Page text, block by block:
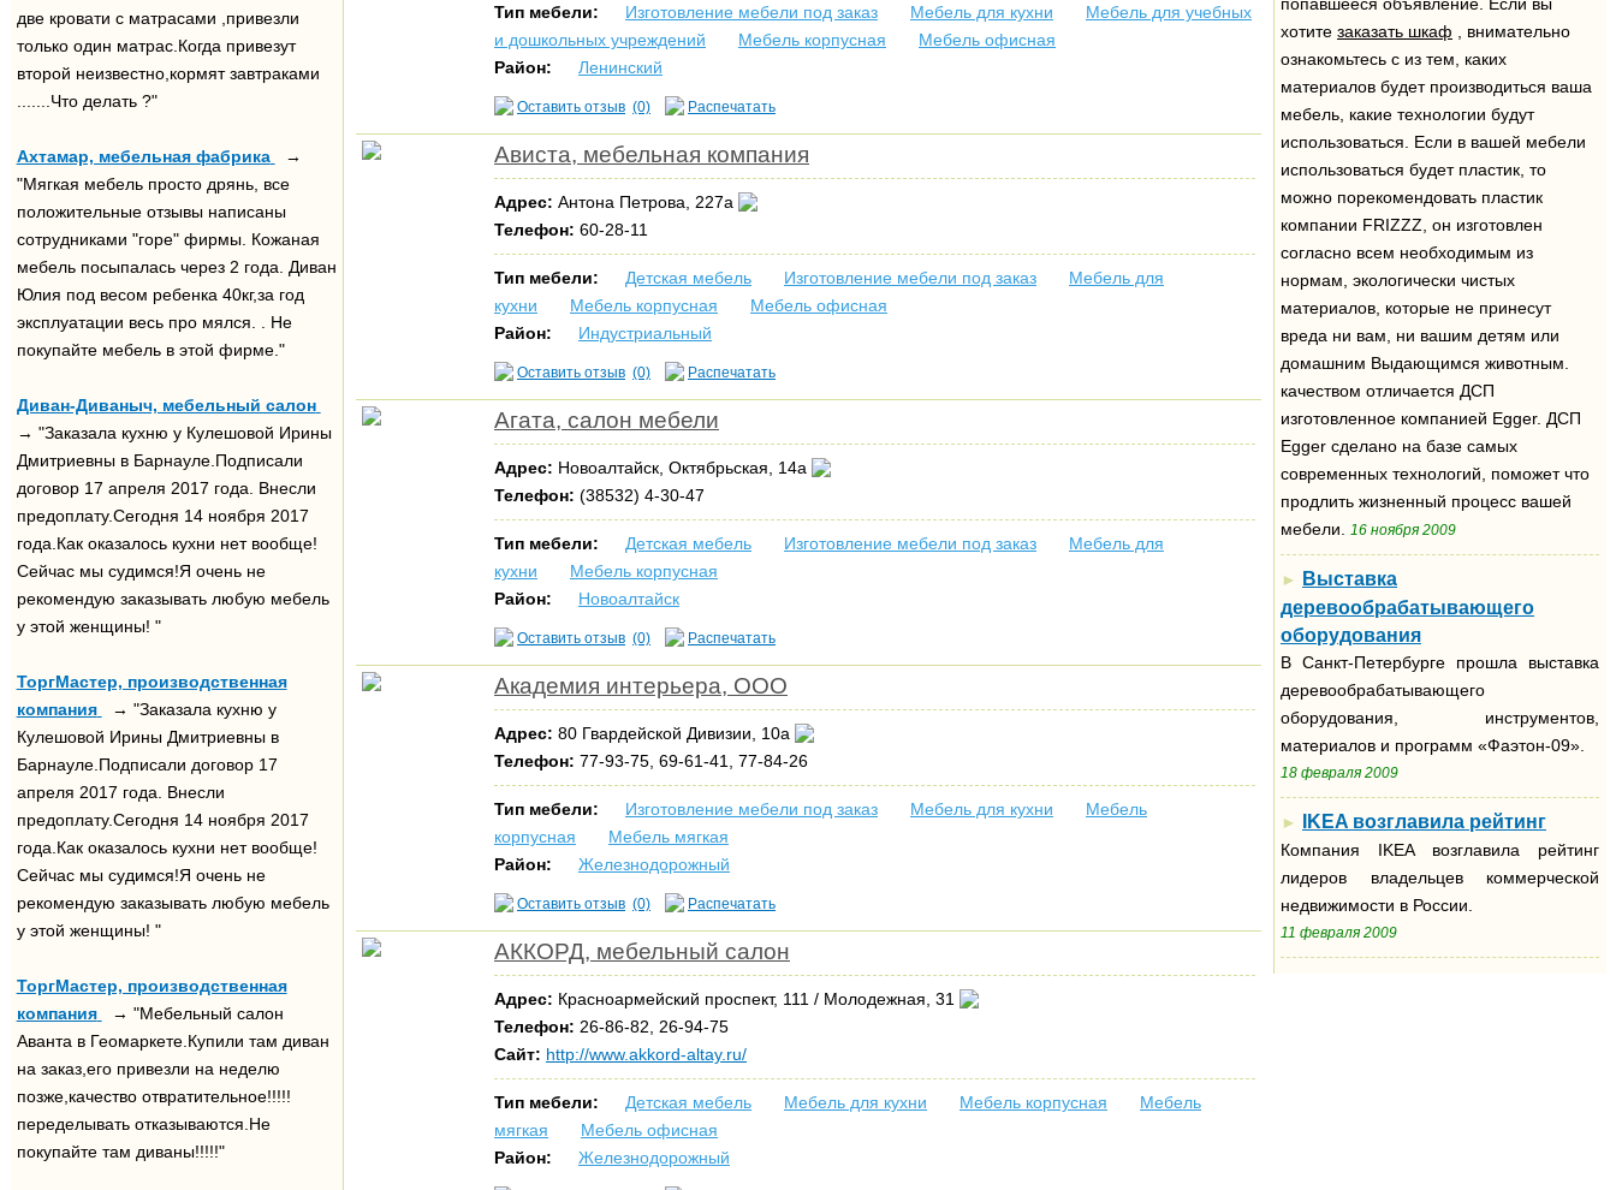
две кровати с матрасами ,привезли
только один матрас.Когда привезут
второй неизвестно,кормят завтраками
.......Что делать ?"
Ахтамар, мебельная фабрика
→
"Мягкая мебель просто дрянь, все
положительные отзывы написаны
сотрудниками "горе" фирмы. Кожаная
мебель посыпалась через 2 года. Диван
Юлия под весом ребенка 40кг,за год
эксплуатации весь про мялся. . Не
покупайте мебель в этой фирме."
Диван-Диваныч, мебельный салон
→ "Заказала кухню у Кулешовой Ирины
Дмитриевны в Барнауле.Подписали
договор 17 апреля 2017 года. Внесли
предоплату.Сегодня 14 ноября 2017
года.Как оказалось кухни нет вообще!
Сейчас мы судимся!Я очень не
рекомендую заказывать любую мебель
у этой женщины! "
ТоргМастер, производственная
компания
→ "Заказала кухню у
Кулешовой Ирины Дмитриевны в
Барнауле.Подписали договор 17
апреля 2017 года. Внесли
предоплату.Сегодня 14 ноября 2017
года.Как оказалось кухни нет вообще!
Сейчас мы судимся!Я очень не
рекомендую заказывать любую мебель
у этой женщины! "
ТоргМастер, производственная
компания
→ "Мебельный салон
Аванта в Геомаркете.Купили там диван
на заказ,его привезли на неделю
позже,качество отвратительное!!!!!
переделывать отказываются.Не
покупайте там диваны!!!!!"
Тип мебели: Изготовление мебели под заказ Мебель для кухни
Мебель для учебных
и дошкольных учреждений
Мебель корпусная
Мебель офисная
Район:
Ленинский
Оставить отзыв (0) Распечатать
Ависта, мебельная компания
Адрес: Антона Петрова, 227а
Телефон: 60-28-11
Тип мебели: Детская мебель Изготовление мебели под заказ
Мебель для
кухни
Мебель корпусная
Мебель офисная
Район:
Индустриальный
Оставить отзыв (0) Распечатать
Агата, салон мебели
Адрес: Новоалтайск, Октябрьская, 14а
Телефон: (38532) 4-30-47
Тип мебели: Детская мебель Изготовление мебели под заказ
Мебель для
кухни
Мебель корпусная
Район:
Новоалтайск
Оставить отзыв (0) Распечатать
Академия интерьера, ООО
Адрес: 80 Гвардейской Дивизии, 10а
Телефон: 77-93-75, 69-61-41, 77-84-26
Тип мебели: Изготовление мебели под заказ Мебель для кухни
Мебель
корпусная
Мебель мягкая
Район:
Железнодорожный
Оставить отзыв (0) Распечатать
АККОРД, мебельный салон
Адрес: Красноармейский проспект, 111 / Молодежная, 31
Телефон: 26-86-82, 26-94-75
Сайт: http://www.akkord-altay.ru/
Тип мебели: Детская мебель Мебель для кухни Мебель корпусная
Мебель
мягкая
Мебель офисная
Район:
Железнодорожный
хотите заказать шкаф , внимательно
ознакомьтесь с из тем, каких
материалов будет производиться ваша
мебель, какие технологии будут
использоваться. Если в вашей мебели
использоваться будет пластик, то
можно порекомендовать пластик
компании FRIZZZ, он изготовлен
согласно всем необходимым из
нормам, экологически чистых
материалов, которые не принесут
вреда ни вам, ни вашим детям или
домашним Выдающимся животным.
качеством отличается ДСП
изготовленное компанией Egger. ДСП
Egger сделано на базе самых
современных технологий, поможет что
продлить жизненный процесс вашей
мебели. 16 ноября 2009
►
Выставка
деревообрабатывающего
оборудования
В Санкт-Петербурге прошла выставка
деревообрабатывающего
оборудования, инструментов,
материалов и программ «Фаэтон-09».
18 февраля 2009
► IKEA возглавила рейтинг
Компания IKEA возглавила рейтинг
лидеров владельцев коммерческой
недвижимости в России.
11 февраля 2009